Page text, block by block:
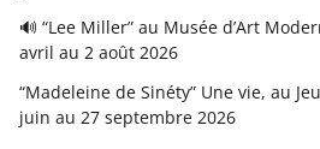
🔊 “Lee Miller” au Musée d’Art
avril au 2 août 2026
“Madeleine de Sinéty” Une vie, au
juin au 27 septembre 2026